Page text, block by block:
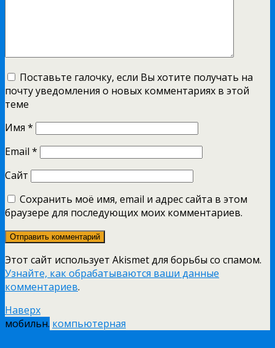
Поставьте галочку, если Вы хотите получать на
почту уведомления о новых комментариях в этой
теме
Имя *
Email *
Сайт
Сохранить моё имя, email и адрес сайта в этом
браузере для последующих моих комментариев.
Этот сайт использует Akismet для борьбы со спамом.
Узнайте, как обрабатываются ваши данные
комментариев.
Наверх
мобильн. компьютерная